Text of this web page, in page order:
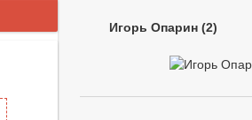
Игорь Опарин (2)